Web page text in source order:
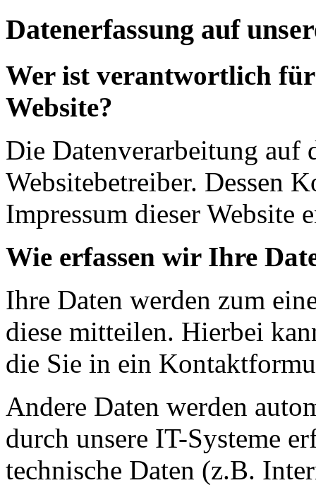
Datenerfassung auf
Wer ist verantwortlich für
Website?
Die Datenverarbeitung auf
Websitebetreiber. Dessen
Impressum dieser Website
Wie erfassen wir Ihre
Ihre Daten werden zum
diese mitteilen. Hierbei
die Sie in ein
Andere Daten werden
durch unsere IT-Systeme
technische Daten (z.B.